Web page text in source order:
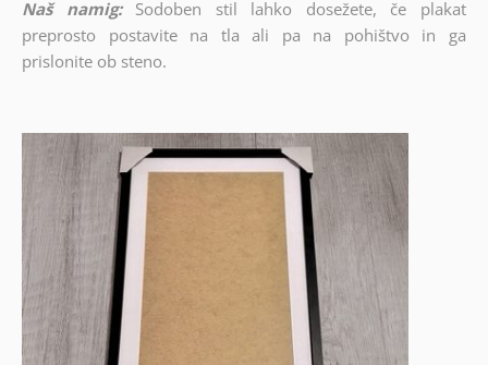
Naš namig:
Sodoben stil lahko dosežete, če plakat
preprosto postavite na tla ali pa na pohištvo in ga
prislonite ob steno.